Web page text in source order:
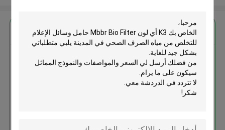
احصل على افضل سعر ل
K3 أي لون Mbbr Bio Filter حامل
وسائل الإعلام للتخلص من مياه
الصرف الصحي في المدينة